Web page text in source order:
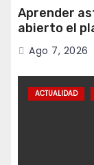
Aprender
abierto el
programa
Ago 7, 2026
ACTUALIDAD